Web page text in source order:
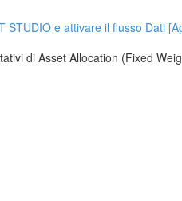
STUDIO e attivare il flusso Dati
di Asset Allocation (Fixed